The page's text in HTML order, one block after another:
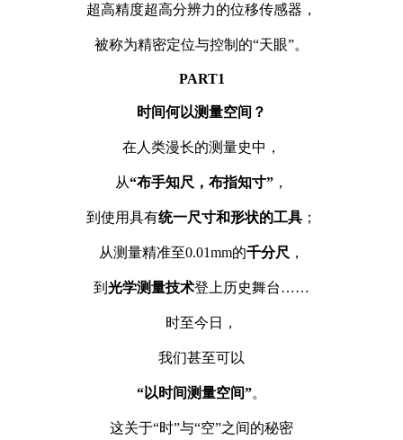
超高精度超高分辨力的位移传感器，
被称为精密定位与控制的“天眼”。
PART1
时间何以测量空间？
在人类漫长的测量史中，
从“布手知尺，布指知寸” ，
到使用具有统一尺寸和形状的工具 ；
从测量精准至0.01mm的千分尺 ，
到 光学测量技术登上历史舞台……
时至今日，
我们甚至可以
“以时间测量空间”。
这关于“时”与“空”之间的秘密